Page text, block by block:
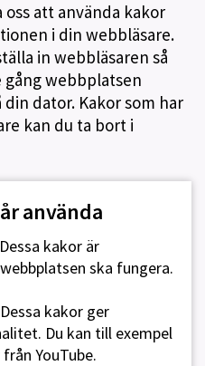
att använda kakor
i din webbläsare.
in webbläsaren så
gång webbplatsen
dator. Kakor som har
kan du ta bort i
använda
Dessa kakor är
ska fungera.
Dessa kakor ger
Du kan till exempel
YouTube.